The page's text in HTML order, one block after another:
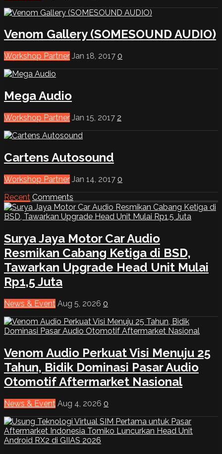
Venom Gallery (SOMESOUND AUDIO)
Workshop Partner Jan 18, 2017 0
Mega Audio
Workshop Partner Jan 15, 2017 2
Cartens Autosound
Workshop Partner Jan 14, 2017 0
Recent Comments
Surya Jaya Motor Car Audio
Resmikan Cabang Ketiga di BSD,
Tawarkan Upgrade Head Unit Mulai
Rp1,5 Juta
News & Event Aug 5, 2026 0
Venom Audio Perkuat Visi Menuju 25
Tahun, Bidik Dominasi Pasar Audio
Otomotif Aftermarket Nasional
News & Event Aug 4, 2026 0